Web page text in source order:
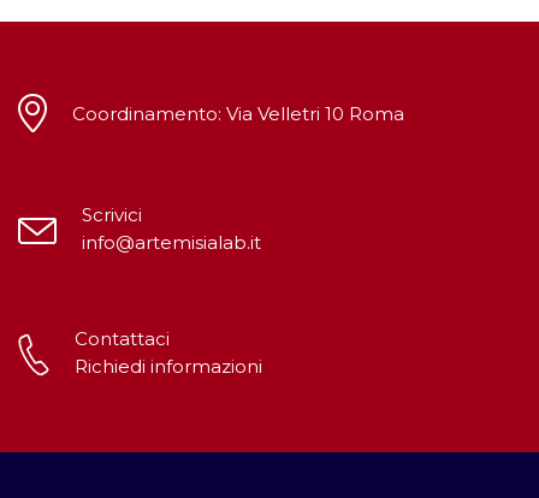
Coordinamento: Via Velletri 10 Roma
Scrivici
info@artemisialab.it
Contattaci
Richiedi informazioni